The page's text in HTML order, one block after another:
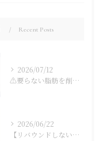
Recent Posts
2026/07/12
⚠️要らない脂肪を削ぎ落とし⚠️
2026/06/22
【リバウンドしない体】